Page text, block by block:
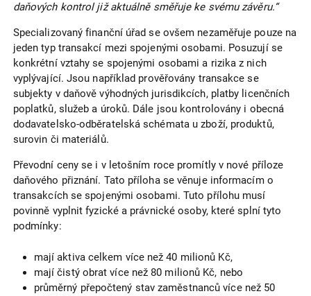
daňových kontrol již aktuálně směřuje ke svému závěru.“
Specializovaný finanční úřad se ovšem nezaměřuje pouze na
jeden typ transakcí mezi spojenými osobami. Posuzují se
konkrétní vztahy se spojenými osobami a rizika z nich
vyplývající. Jsou například prověřovány transakce se
subjekty v daňově výhodných jurisdikcích, platby licenčních
poplatků, služeb a úroků. Dále jsou kontrolovány i obecná
dodavatelsko-odběratelská schémata u zboží, produktů,
surovin či materiálů.
Převodní ceny se i v letošním roce promítly v nové příloze
daňového přiznání. Tato příloha se věnuje informacím o
transakcích se spojenými osobami. Tuto přílohu musí
povinně vyplnit fyzické a právnické osoby, které splní tyto
podmínky:
mají aktiva celkem více než 40 milionů Kč,
mají čistý obrat více než 80 milionů Kč, nebo
průměrný přepočtený stav zaměstnanců více než 50